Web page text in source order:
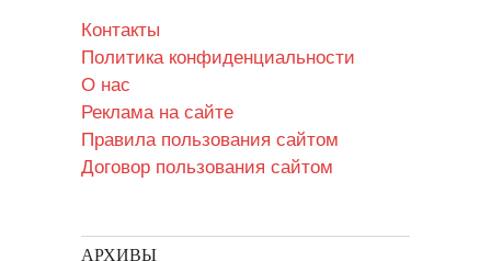
Контакты
Политика конфиденциальности
О нас
Реклама на сайте
Правила пользования сайтом
Договор пользования сайтом
АРХИВЫ